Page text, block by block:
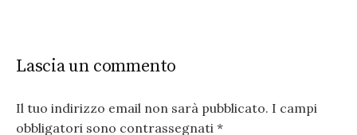
Lascia un commento
Il tuo indirizzo email non sarà pubblicato. I campi
obbligatori sono contrassegnati *